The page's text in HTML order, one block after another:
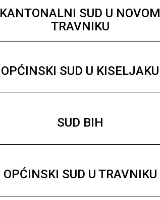
KANTONALNI SUD U NOVOM
TRAVNIKU
OPĆINSKI SUD U KISELJAKU
SUD BIH
OPĆINSKI SUD U TRAVNIKU